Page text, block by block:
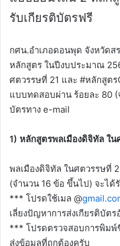
รับเกียรติบัตรฟรี
กศน.อำเภอดอนพุด จังหวัด
หลักสูตร ในปีงบประมาณ
ศตวรรษที่ 21 และ #หลักสูต
แบบทดสอบผ่าน ร้อยละ 80 (
บัตรทาง e-mail
1) หลักสูตรพลเมืองดิจิทัล ใน
พลเมืองดิจิทัล ในศตวรรษที่
(จำนวน 16 ข้อ ขึ้นไป) จะได้
*** โปรดใช้เมล @
เลี่ยงปัญหาการส่งเกียรติบัต
*** โปรดตรวจสอบการพิมพ์
ส่งข้อมูลที่ถูกต้องครับ